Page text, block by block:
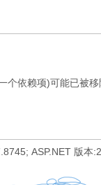
)可能已被移除
ASP.NET 版本